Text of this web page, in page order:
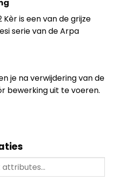
Kèr is een van de grijze
serie van de Arpa
je na verwijdering van de
bewerking uit te voeren.